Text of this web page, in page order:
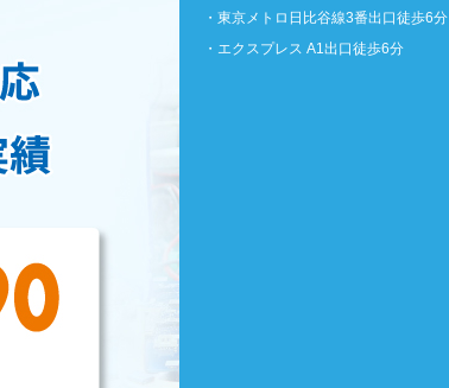
・東京メトロ日比谷線3番出口徒歩6分
・エクスプレス A1出口徒歩6分